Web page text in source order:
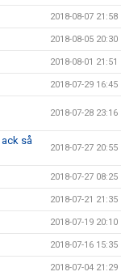
2018-08-07 21:58
2018-08-05 20:30
2018-08-01 21:51
2018-07-29 16:45
2018-07-28 23:16
så
2018-07-27 20:55
2018-07-27 08:25
2018-07-21 21:35
2018-07-19 20:10
2018-07-16 15:35
2018-07-04 21:29